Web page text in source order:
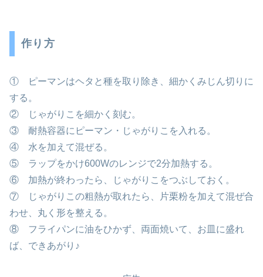
作り方
① ピーマンはヘタと種を取り除き、細かくみじん切りに
する。
② じゃがりこを細かく刻む。
③ 耐熱容器にピーマン・じゃがりこを入れる。
④ 水を加えて混ぜる。
⑤ ラップをかけ600Wのレンジで2分加熱する。
⑥ 加熱が終わったら、じゃがりこをつぶしておく。
⑦ じゃがりこの粗熱が取れたら、片栗粉を加えて混ぜ合
わせ、丸く形を整える。
⑧ フライパンに油をひかず、両面焼いて、お皿に盛れ
ば、できあがり♪